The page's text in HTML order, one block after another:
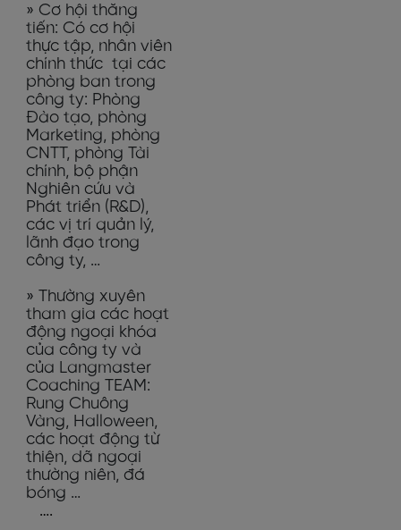
» Cơ hội thăng
tiến: Có cơ hội
thực tập, nhân viên
chính thức tại các
phòng ban trong
công ty: Phòng
Đào tạo, phòng
Marketing, phòng
CNTT, phòng Tài
chính, bộ phận
Nghiên cứu và
Phát triển (R&D),
các vị trí quản lý,
lãnh đạo trong
công ty, …
» Thường xuyên
tham gia các hoạt
động ngoại khóa
của công ty và
của Langmaster
Coaching TEAM:
Rung Chuông
Vàng, Halloween,
các hoạt động từ
thiện, dã ngoại
thường niên, đá
bóng …
….